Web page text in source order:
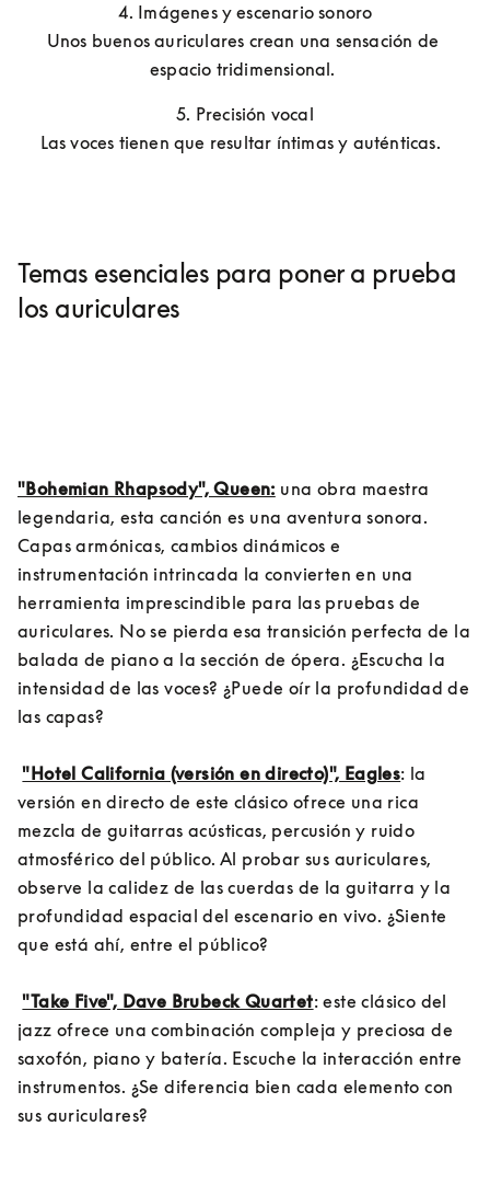
4. Imágenes y escenario sonoro
Unos buenos auriculares crean una sensación de
espacio tridimensional.
5. Precisión vocal
Las voces tienen que resultar íntimas y auténticas.
Temas esenciales para poner a prueba
los auriculares
"Bohemian Rhapsody", Queen: una obra maestra
legendaria, esta canción es una aventura sonora.
Capas armónicas, cambios dinámicos e
instrumentación intrincada la convierten en una
herramienta imprescindible para las pruebas de
auriculares. No se pierda esa transición perfecta de la
balada de piano a la sección de ópera. ¿Escucha la
intensidad de las voces? ¿Puede oír la profundidad de
las capas?
"Hotel California (versión en directo)", Eagles: la
versión en directo de este clásico ofrece una rica
mezcla de guitarras acústicas, percusión y ruido
atmosférico del público. Al probar sus auriculares,
observe la calidez de las cuerdas de la guitarra y la
profundidad espacial del escenario en vivo. ¿Siente
que está ahí, entre el público?
"Take Five", Dave Brubeck Quartet: este clásico del
jazz ofrece una combinación compleja y preciosa de
saxofón, piano y batería. Escuche la interacción entre
instrumentos. ¿Se diferencia bien cada elemento con
sus auriculares?